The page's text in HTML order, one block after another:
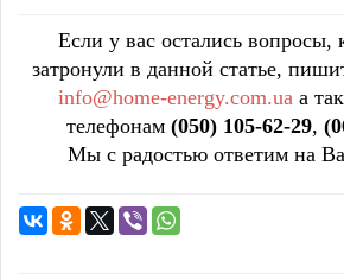
Если у вас остались вопросы,
затронули в данной статье,
info@home-energy.com.uaа
телефонам (050) 105-62-29,
Мы с радостью ответим на